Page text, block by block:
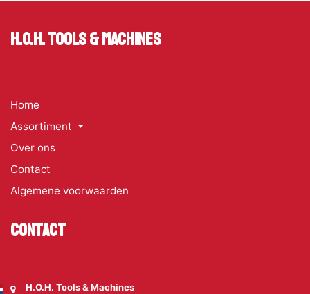
H.O.H. Tools & Machines
Home
Assortiment
Over ons
Contact
Algemene voorwaarden
Contact
H.O.H. Tools & Machines